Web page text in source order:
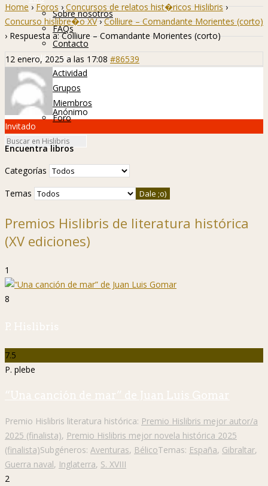
Sobre nosotros
FAQs
Contacto
Hislibreños
Actividad
Grupos
Miembros
Foro
Home › Foros › Concursos de relatos hist�ricos Hislibris ›
Concurso hislibre�o XV › Colliure – Comandante Morientes (corto)
› Respuesta a: Colliure – Comandante Morientes (corto)
12 enero, 2025 a las 17:08 #86539
Anónimo
Invitado
Encuentra libros
Categorías
Temas
Premios Hislibris de literatura histórica
(XV ediciones)
1
8
P. Hislibris
7.5
P. plebe
“Una canción de mar” de Juan Luis Gomar
Premio Hislibris literatura histórica: Premio Hislibris mejor autor/a
2025 (finalista), Premio Hislibris mejor novela histórica 2025
(finalista)Subgéneros: Aventuras, BélicoTemas: España, Gibraltar,
Guerra naval, Inglaterra, S. XVIII
2